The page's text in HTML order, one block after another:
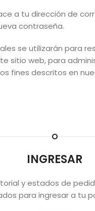
a tu dirección de
contraseña.
se utilizarán para
sitio web, para
fines descritos en
O
INGRESAR
y estados de
para ingresar a tu